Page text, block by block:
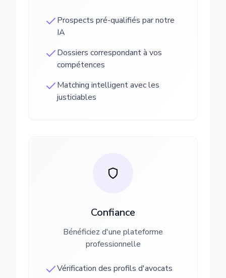
Prospects pré-qualifiés par notre
IA
Dossiers correspondant à vos
compétences
Matching intelligent avec les
justiciables
Confiance
Bénéficiez d'une plateforme
professionnelle
Vérification des profils d'avocats